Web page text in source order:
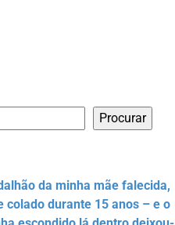
Procurar
da minha mãe falecida,
colado durante 15 anos – e o